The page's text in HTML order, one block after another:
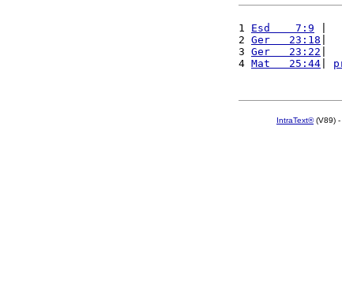
1 Esd    7:9
2 Ger   23:18 |
3 Ger   23:22 |
4 Mat   25:44
IntraText®(V89) -